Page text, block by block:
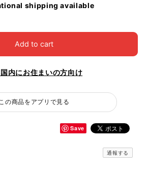
shipping available
Add to cart
内にお住まいの方向け
この商品をアプリで見る
Save
通報する